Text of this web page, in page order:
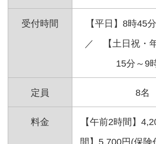
受付時間
【平日】8時45
／ 【土日祝・
15分～9
定員 8名
料金
【午前2時間】
間】5,700円(保険